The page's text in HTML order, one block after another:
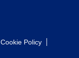
Cookie Policy